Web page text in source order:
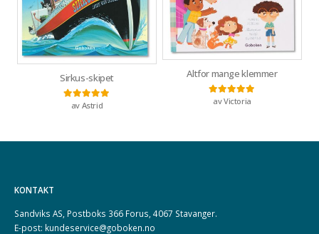
Sirkus-skipet
Vurdert5
av Astrid
Altfor mange klemmer
Vurdert5av 5
av Victoria
KONTAKT
Sandviks AS, Postboks 366 Forus, 4067 Stavanger.
E-post: kundeservice@goboken.no